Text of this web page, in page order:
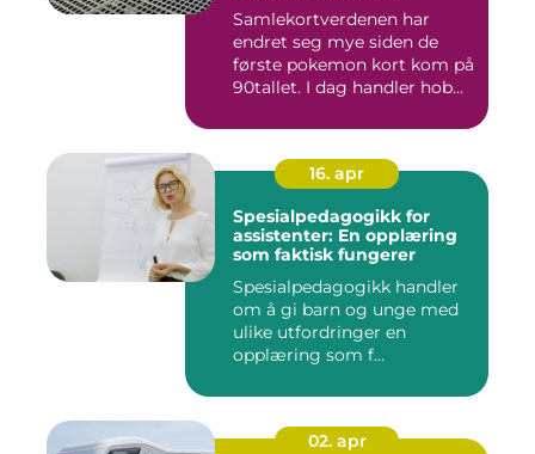
Samlekortverdenen har
endret seg mye siden de
første pokemon kort kom på
90tallet. I dag handler hob...
16. apr
Spesialpedagogikk for
assistenter: En opplæring
som faktisk fungerer
Spesialpedagogikk handler
om å gi barn og unge med
ulike utfordringer en
opplæring som f...
02. apr